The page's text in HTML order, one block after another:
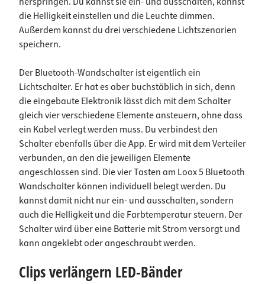
die Helligkeit einstellen und die Leuchte dimmen.
Außerdem kannst du drei verschiedene Lichtszenarien
speichern.
Der Bluetooth-Wandschalter ist eigentlich ein
Lichtschalter. Er hat es aber buchstäblich in sich, denn
die eingebaute Elektronik lässt dich mit dem Schalter
gleich vier verschiedene Elemente ansteuern, ohne dass
ein Kabel verlegt werden muss. Du verbindest den
Schalter ebenfalls über die App. Er wird mit dem Verteiler
verbunden, an den die jeweiligen Elemente
angeschlossen sind. Die vier Tasten am Loox 5 Bluetooth
Wandschalter können individuell belegt werden. Du
kannst damit nicht nur ein- und ausschalten, sondern
auch die Helligkeit und die Farbtemperatur steuern. Der
Schalter wird über eine Batterie mit Strom versorgt und
kann angeklebt oder angeschraubt werden.
Clips verlängern LED-Bänder